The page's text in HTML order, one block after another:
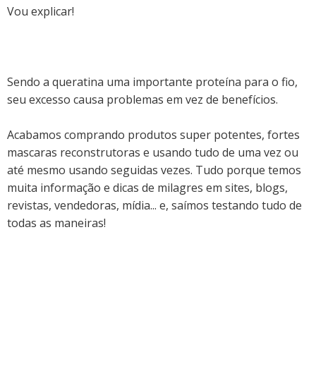
Vou explicar!
Sendo a queratina uma importante proteína para o fio,
seu excesso causa problemas em vez de benefícios.
Acabamos comprando produtos super potentes, fortes
mascaras reconstrutoras e usando tudo de uma vez ou
até mesmo usando seguidas vezes. Tudo porque temos
muita informação e dicas de milagres em sites, blogs,
revistas, vendedoras, mídia... e, saímos testando tudo de
todas as maneiras!